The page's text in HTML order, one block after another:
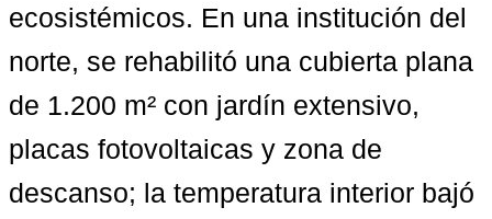
ecosistémicos. En una institución del
norte, se rehabilitó una cubierta plana
de 1.200 m² con jardín extensivo,
placas fotovoltaicas y zona de
descanso; la temperatura interior bajó